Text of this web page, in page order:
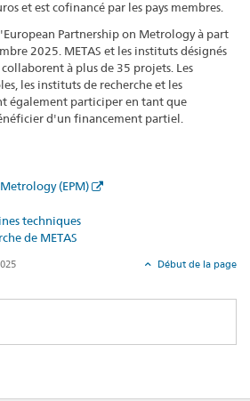
et est cofinancé par les pays membres.
Partnership on Metrology à part
2025. METAS et les instituts désignés
collaborent à plus de 35 projets. Les
les instituts de recherche et les
également participer en tant que
d'un financement partiel.
(EPM)
techniques
de METAS
Début de la page